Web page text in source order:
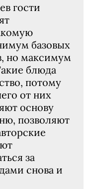
гости
базовых
но максимум
блюда
потому
от них
основу
позволяют
за
снова и